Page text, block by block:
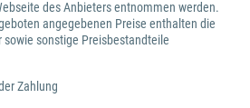
des Anbieters entnommen werden.
angegebenen Preise enthalten die
sonstige Preisbestandteile
Zahlung